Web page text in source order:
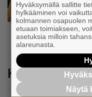
etua”
Katso myös
Hyväksymällä sallitte
hylkääminen voi
kolmannen osapuolen
etuaan toimiakseen,
asetuksia milloin
alareunasta.
Näytä